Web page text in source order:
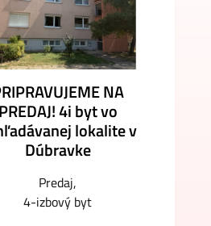
NA
PREDAJ! 4i byt vo
lokalite v
Dúbravke
Predaj
4-izbový byt